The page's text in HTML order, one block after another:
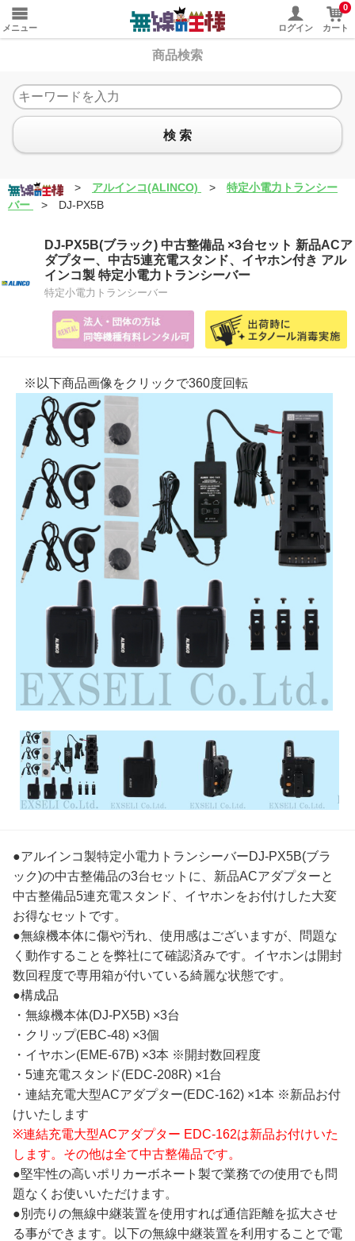
メニュー ログイン
0
カート
商品検索
検 索
> アルインコ(ALINCO) >
特定小電力トランシー
バー
> DJ-PX5B
DJ-PX5B(ブラック) 中古整備品 ×3台セット 新品ACア
ダプター、中古5連充電スタンド、イヤホン付き アル
インコ製 特定小電力トランシーバー
特定小電力トランシーバー
※以下商品画像をクリックで360度回転
●アルインコ製特定小電力トランシーバーDJ-PX5B(ブラ
ック)の中古整備品の3台セットに、新品ACアダプターと
中古整備品5連充電スタンド、イヤホンをお付けした大変
お得なセットです。
●無線機本体に傷や汚れ、使用感はございますが、問題な
く動作することを弊社にて確認済みです。イヤホンは開封
数回程度で専用箱が付いている綺麗な状態です。
●構成品
・無線機本体(DJ-PX5B) ×3台
・クリップ(EBC-48) ×3個
・イヤホン(EME-67B) ×3本 ※開封数回程度
・5連充電スタンド(EDC-208R) ×1台
・連結充電大型ACアダプター(EDC-162) ×1本 ※新品お付
けいたします
※連結充電大型ACアダプター EDC-162は新品お付けいた
します。その他は全て中古整備品です。
●堅牢性の高いポリカーボネート製で業務での使用でも問
題なくお使いいただけます。
●別売りの無線中継装置を使用すれば通信距離を拡大させ
る事ができます。以下の無線中継装置を利用することで電